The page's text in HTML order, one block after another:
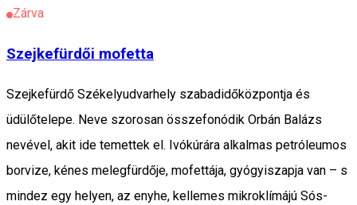
Zárva
Szejkefürdői mofetta
Szejkefürdő Székelyudvarhely szabadidőközpontja és
üdülőtelepe. Neve szorosan összefonódik Orbán Balázs
nevével, akit ide temettek el. Ivókúrára alkalmas petróleumos
borvize, kénes melegfürdője, mofettája, gyógyiszapja van – s
mindez egy helyen, az enyhe, kellemes mikroklímájú Sós-